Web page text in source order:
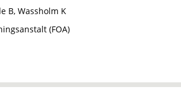
B, Wassholm K
(FOA)